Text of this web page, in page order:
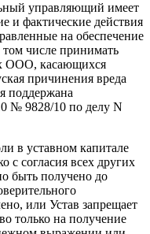
управляющий имеет
и фактические действия
на обеспечение
том числе принимать
ООО, касающихся
причинения вреда
поддержана
№ 9828/10 по делу N
в уставном капитале
согласия всех других
быть получено до
или Устав запрещает
только на получение